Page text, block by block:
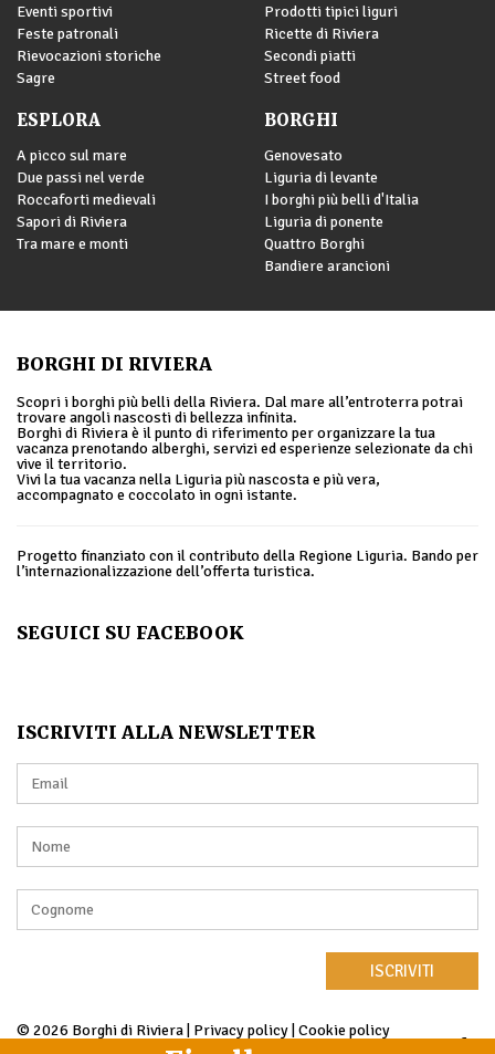
Eventi sportivi
Feste patronali
Rievocazioni storiche
Sagre
Prodotti tipici liguri
Ricette di Riviera
Secondi piatti
Street food
ESPLORA
A picco sul mare
Due passi nel verde
Roccaforti medievali
Sapori di Riviera
Tra mare e monti
BORGHI
Genovesato
Liguria di levante
I borghi più belli d'Italia
Liguria di ponente
Quattro Borghi
Bandiere arancioni
BORGHI DI RIVIERA
Scopri i borghi più belli della Riviera. Dal mare all’entroterra potrai
trovare angoli nascosti di bellezza infinita.
Borghi di Riviera è il punto di riferimento per organizzare la tua
vacanza prenotando alberghi, servizi ed esperienze selezionate da chi
vive il territorio.
Vivi la tua vacanza nella Liguria più nascosta e più vera,
accompagnato e coccolato in ogni istante.
Progetto finanziato con il contributo della Regione Liguria. Bando per
l’internazionalizzazione dell’offerta turistica.
SEGUICI SU FACEBOOK
ISCRIVITI ALLA NEWSLETTER
ISCRIVITI
© 2026 Borghi di Riviera | Privacy policy Cookie policy